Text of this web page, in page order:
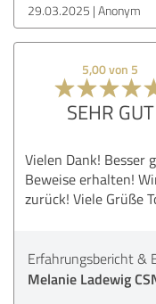
29.03.2025 Anonym
5,00 von 5
SEHR GUT
Vielen Dank! Besser
Beweise erhalten!
zurück! Viele Grüße
Erfahrungsbericht &
Melanie Ladewig